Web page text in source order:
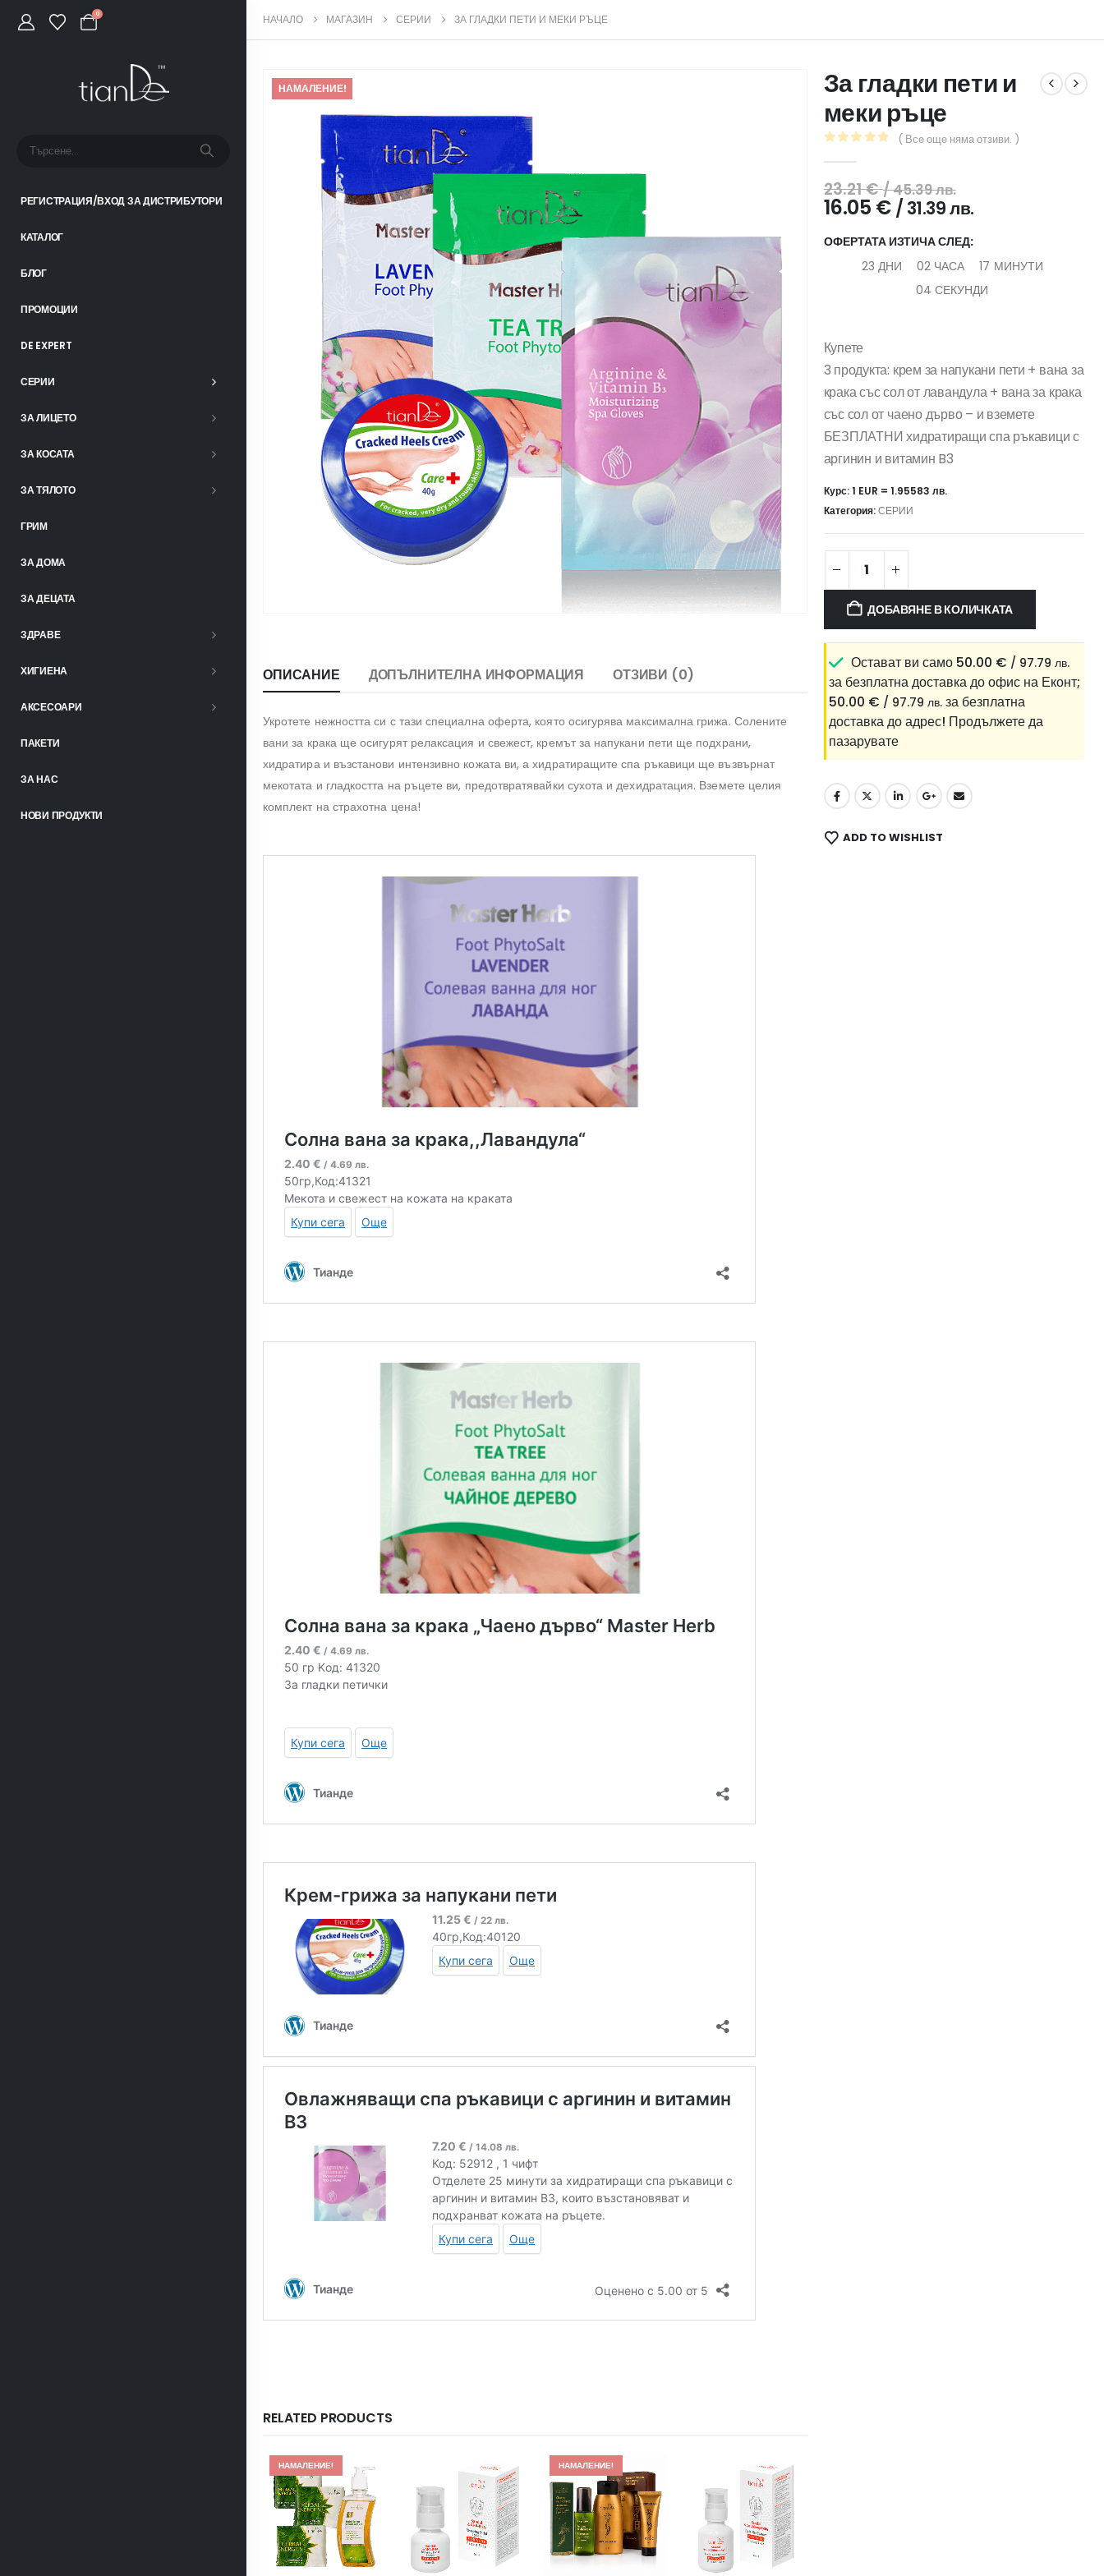
0
РЕГИСТРАЦИЯ/ВХОД ЗА ДИСТРИБУТОРИ
КАТАЛОГ
БЛОГ
ПРОМОЦИИ
DE EXPERT
СЕРИИ
ЗА ЛИЦЕТО
ЗА КОСАТА
ЗА ТЯЛОТО
ГРИМ
ЗА ДОМА
ЗА ДЕЦАТА
ЗДРАВЕ
ХИГИЕНА
АКСЕСОАРИ
ПАКЕТИ
ЗА НАС
НОВИ ПРОДУКТИ
НАЧАЛО МАГАЗИН СЕРИИ ЗА ГЛАДКИ ПЕТИ И МЕКИ РЪЦЕ
НАМАЛЕНИЕ!
ОПИСАНИЕ ДОПЪЛНИТЕЛНА ИНФОРМАЦИЯ ОТЗИВИ (0)
Укротете нежността си с тази специална оферта, която осигурява максимална грижа. Солените
вани за крака ще осигурят релаксация и свежест, кремът за напукани пети ще подхрани,
хидратира и възстанови интензивно кожата ви, а хидратиращите спа ръкавици ще възвърнат
мекотата и гладкостта на ръцете ви, предотвратявайки сухота и дехидратация. Вземете целия
комплект на страхотна цена!
RELATED PRODUCTS
НАМАЛЕНИЕ! НАМАЛЕНИЕ!
За гладки пети и
меки ръце
( Все още няма отзиви. )
23.21€ / 45.39 лв.
price
23.21 €
/
45.39
лв..
16.05 € / 31.39 лв.Текущата
е:
16.05 €
/
31.39
ОФЕРТАТА ИЗТИЧА СЛЕД:
23 ДНИ 02 ЧАСА 17 МИНУТИ
03 СЕКУНДИ
Купете
3 продукта: крем за напукани пети + вана за
крака със сол от лавандула + вана за крака
със сол от чаено дърво – и вземете
БЕЗПЛАТНИ хидратиращи спа ръкавици с
аргинин и витамин B3
Курс: 1 EUR = 1.95583 лв.
Категория:СЕРИИ
ДОБАВЯНЕ В КОЛИЧКАТА
Остават ви само 50.00 € / 97.79 лв.
за безплатна доставка до офис на Еконт;
50.00 € / 97.79 лв. за безплатна
доставка до адрес! Продължете да
пазарувате
ADD TO WISHLIST